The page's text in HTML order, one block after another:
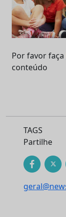
Por favor faça
conteúdo
TAGS
Partilhe